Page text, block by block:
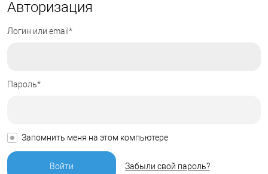
Авторизация
Логин или email*
Пароль*
Запомнить меня на этом компьютере
Забыли свой пароль?